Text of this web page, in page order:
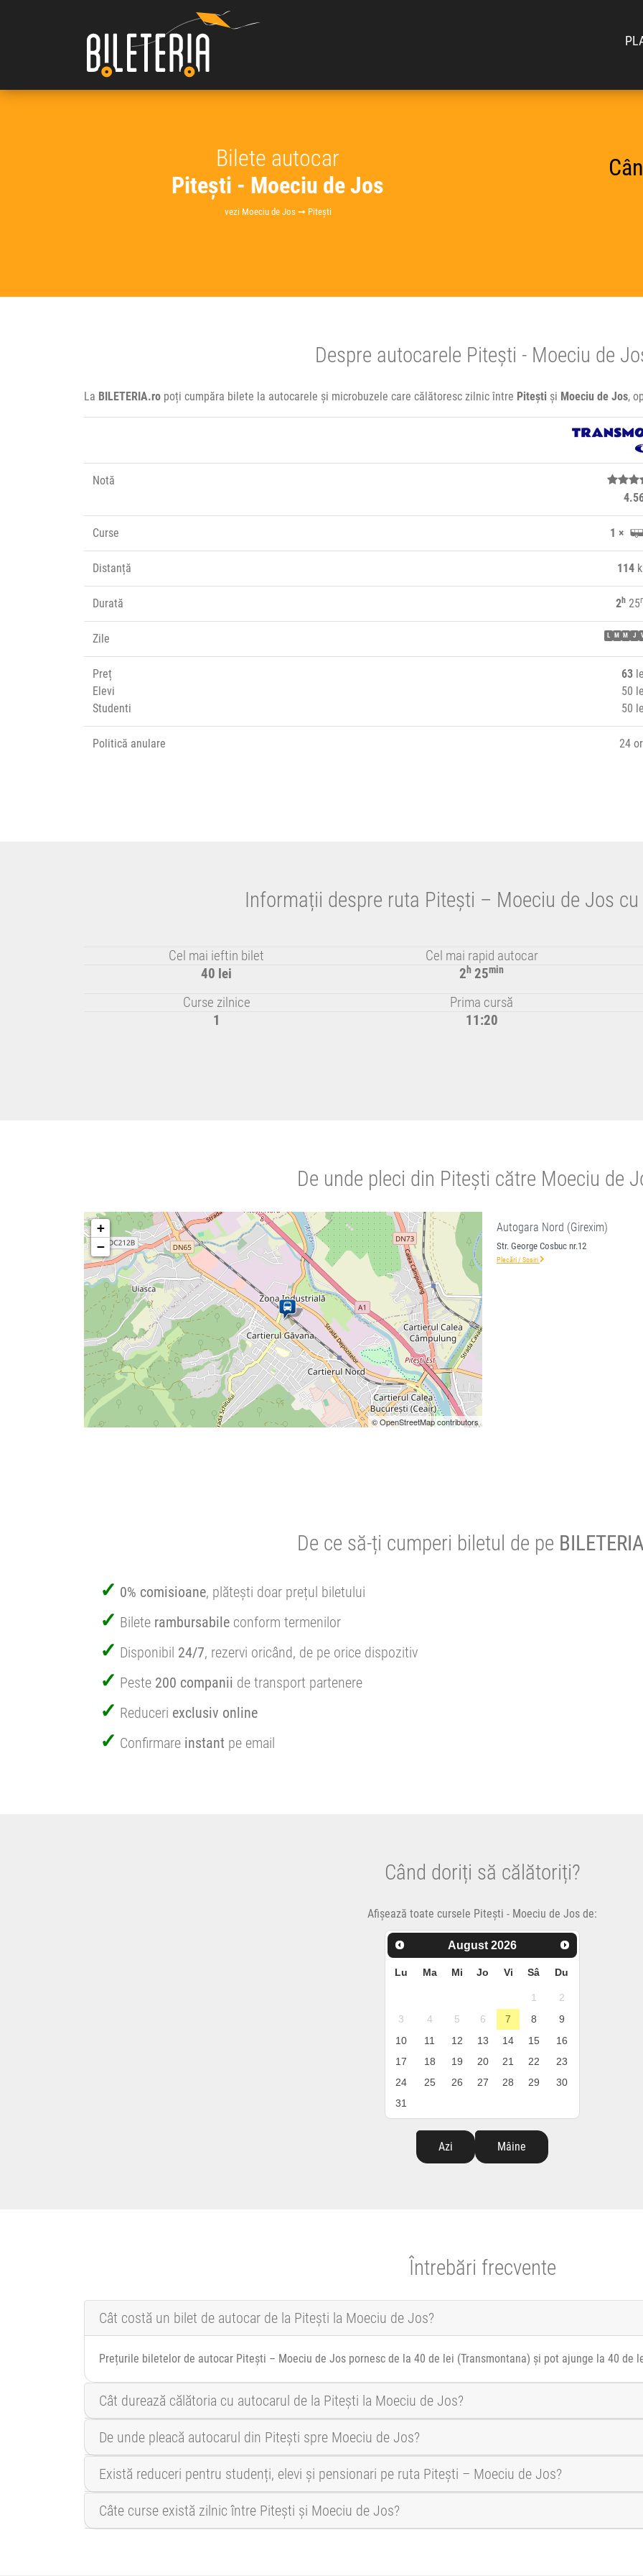
Bilete autocar
Pitești - Moeciu de Jos
vezi Moeciu de Jos ➞ Pitești
Despre autocarele Pitești - Moeciu de
La BILETERIA.ro poți cumpăra bilete la autocarele și microbuzele care călătoresc zilnic între Pitești și Moeciu de Jos,
Notă
Curse 1 ×
Distanță 114
Durată 2h25
Zile M M J
Preț
Elevi
Studenti
63
50
50
Politică anulare 24
Informații despre ruta Pitești – Moeciu de Jos
Cel mai ieftin bilet
40 lei
Cel mai rapid autocar
2h 25min
Curse zilnice
1
Prima cursă
11:20
De unde pleci din Pitești către Moeciu de
+
−
© OpenStreetMap contributors
Autogara Nord (Girexim)
Str. George Cosbuc nr.12
Plecări / Sosiri
De ce să-ți cumperi biletul de pe
0% comisioane, plătești doar prețul biletului
Bilete rambursabile conform termenilor
Disponibil 24/7, rezervi oricând, de pe orice dispozitiv
Peste 200 companii de transport partenere
Reduceri exclusiv online
Confirmare instant pe email
Când doriți să călătoriți?
Afișează toate cursele Pitești - Moeciu de Jos de:
August 2026
Lu Ma Mi Jo Vi Sâ Du
1
2
3
4 5 6 7 8
9
10
11 12 13 14 15
16
17
18 19 20 21 22
23
24
25 26 27 28 29
30
31
Azi Mâine
Întrebări frecvente
Cât costă un bilet de autocar de la Pitești la Moeciu de Jos?
Prețurile biletelor de autocar Pitești – Moeciu de Jos pornesc de la 40 de lei (Transmontana) și pot ajunge la 40 de
Cât durează călătoria cu autocarul de la Pitești la Moeciu de Jos?
De unde pleacă autocarul din Pitești spre Moeciu de Jos?
Există reduceri pentru studenți, elevi și pensionari pe ruta Pitești – Moeciu de Jos?
Câte curse există zilnic între Pitești și Moeciu de Jos?